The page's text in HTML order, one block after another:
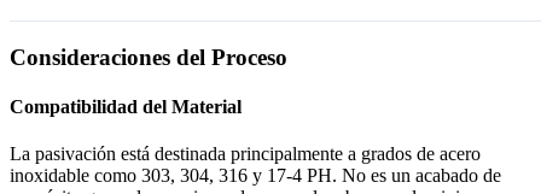
Consideraciones del Proceso
Compatibilidad del Material
La pasivación está destinada principalmente a grados de acero
inoxidable como 303, 304, 316 y 17-4 PH. No es un acabado de